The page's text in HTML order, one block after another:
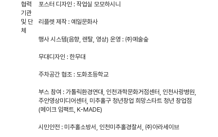
협력
기관
및 단
체
포스터 디자인 : 작업실 모모하시니
리플렛 제작 : 예일문화사
행사 시스템(음향, 렌탈, 영상) 운영 : ㈜예술숲
무대디자인 : 한무대
주차공간 협조 : 도화초등학교
부스 참여 : 가톨릭환경연대, 인천과학문화거점센터, 인천사랑병원,
주안영상미디어센터, 미추홀구 청년창업 희망스타트 청년 창업점
(메이크 임팩트, K-MADE)
시민안전 : 미추홀소방서, 인천미추홀경찰서, ㈜아라세이브